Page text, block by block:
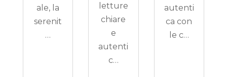
ale, la
serenit
…
letture
chiare
e
autenti
c…
autenti
ca con
le c…